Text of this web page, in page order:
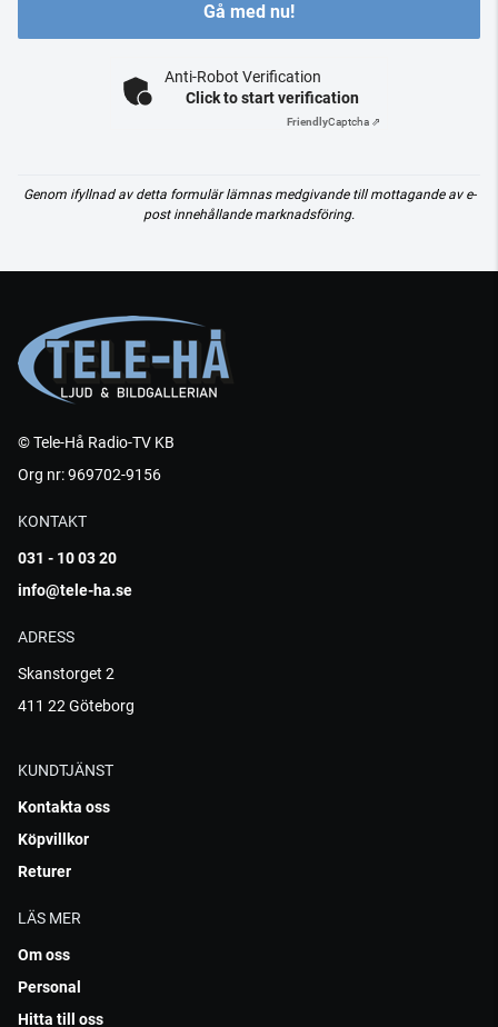
Gå med nu!
Anti-Robot Verification
Click to start verification
FriendlyCaptcha ⇗
Genom ifyllnad av detta formulär lämnas medgivande till mottagande av e-
post innehållande marknadsföring.
© Tele-Hå Radio-TV KB
Org nr: 969702-9156
KONTAKT
031 - 10 03 20
info@tele-ha.se
ADRESS
Skanstorget 2
411 22 Göteborg
KUNDTJÄNST
Kontakta oss
Köpvillkor
Returer
LÄS MER
Om oss
Personal
Hitta till oss